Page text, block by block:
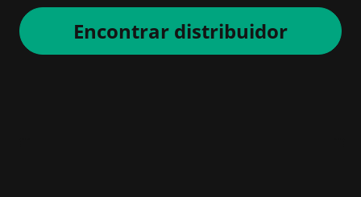
Encontrar distribuidor